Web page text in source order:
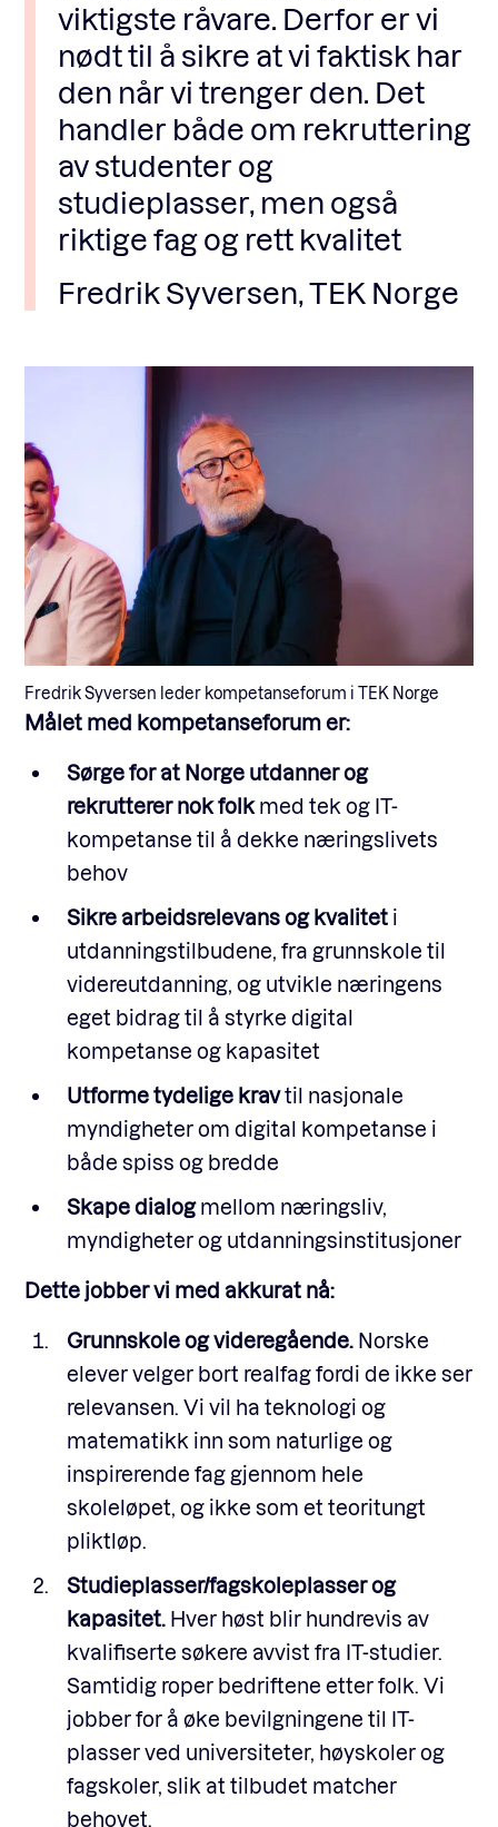
viktigste råvare. Derfor er vi
nødt til å sikre at vi faktisk har
den når vi trenger den. Det
handler både om rekruttering
av studenter og
studieplasser, men også
riktige fag og rett kvalitet
Fredrik Syversen, TEK Norge
Fredrik Syversen leder kompetanseforum i TEK Norge
Målet med kompetanseforum er:
Sørge for at Norge utdanner og
rekrutterer nok folkmed tek og IT-
kompetanse til å dekke næringslivets
behov
Sikre arbeidsrelevans og kvalitet i
utdanningstilbudene, fra grunnskole til
videreutdanning, og utvikle næringens
eget bidrag til å styrke digital
kompetanse og kapasitet
Utforme tydelige kravtil nasjonale
myndigheter om digital kompetanse i
både spiss og bredde
Skape dialogmellom næringsliv,
myndigheter og utdanningsinstitusjoner
Dette jobber vi med akkurat nå:
Grunnskole og videregående. Norske
elever velger bort realfag fordi de ikke ser
relevansen. Vi vil ha teknologi og
matematikk inn som naturlige og
inspirerende fag gjennom hele
skoleløpet, og ikke som et teoritungt
pliktløp.
Studieplasser/fagskoleplasser og
kapasitet. Hver høst blir hundrevis av
kvalifiserte søkere avvist fra IT-studier.
Samtidig roper bedriftene etter folk. Vi
jobber for å øke bevilgningene til IT-
plasser ved universiteter, høyskoler og
fagskoler, slik at tilbudet matcher
behovet.